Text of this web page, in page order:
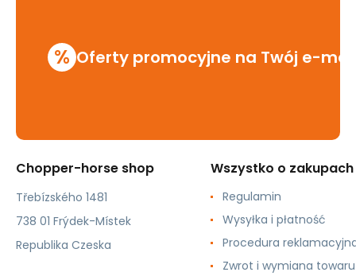
% Oferty promocyjne na Twój e-mail
Chopper-horse shop
Třebízského 1481
738 01 Frýdek-Místek
Republika Czeska
Wszystko o zakupach
Regulamin
Wysyłka i płatność
Procedura
Zwrot i wymiana towaru